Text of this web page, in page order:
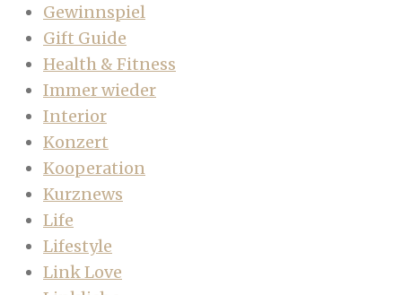
Gewinnspiel
Gift Guide
Health & Fitness
Immer wieder
Interior
Konzert
Kooperation
Kurznews
Life
Lifestyle
Link Love